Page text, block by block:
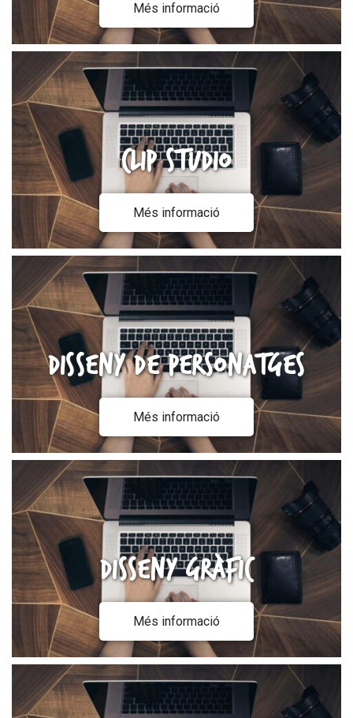
Més informació
Clip Studio
Més informació
Disseny de personatges
Més informació
Disseny Gràfic
Més informació